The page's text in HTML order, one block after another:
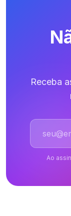
Receba
Endereço
Ao